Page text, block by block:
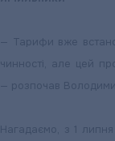
— Тарифи вже
чинності, але цей
— розпочав
Нагадаємо, з 1